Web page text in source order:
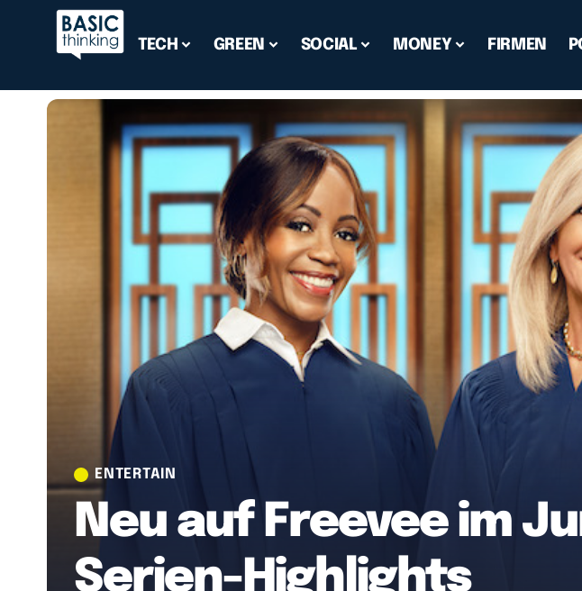
TECH GREEN SOCIAL MONEY FIRMEN
ENTERTAIN
Neu auf Freevee im
Serien-Highlights